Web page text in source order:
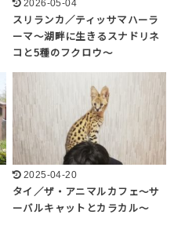
2026-05-04
スリランカ／ティッサマハーラ
ーマ～湖畔に生きるスナドリネ
コと5種のフクロウ～
2025-04-20
タイ／ザ・アニマルカフェ～サ
ーバルキャットとカラカル～